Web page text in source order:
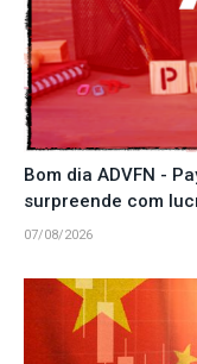
Bom dia ADVFN -
surpreende com
07/08/2026